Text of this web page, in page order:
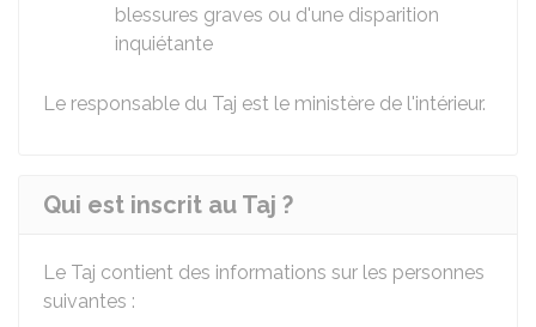
blessures graves ou d'une disparition
inquiétante
Le responsable du Taj est le ministère de l'intérieur.
Qui est inscrit au Taj ?
Le Taj contient des informations sur les personnes
suivantes :